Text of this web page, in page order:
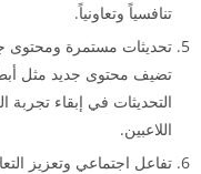
تنافسياً وتعاونياً.
تحديثات مستمرة ومحتوى
تضيف محتوى جديد مثل
التحديثات في إبقاء
اللاعبين.
تفاعل اجتماعي وتعزيز